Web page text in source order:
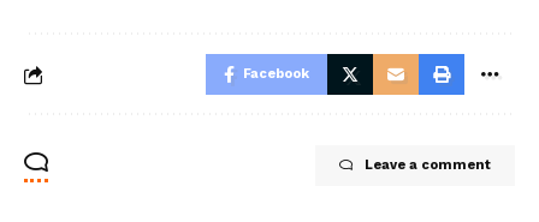
Facebook
Leave a comment